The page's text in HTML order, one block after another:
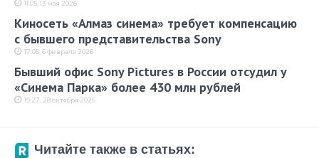
11:05, 13 мая 2026
Киносеть «Алмаз синема» требует компенсацию
с бывшего представительства Sony
17:05, 6 февраля 2026
Бывший офис Sony Pictures в России отсудил у
«Синема Парка» более 430 млн рублей
19:27, 28 октября 2025
Читайте также в статьях: